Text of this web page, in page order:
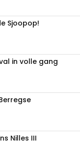
Sjoopop!
in volle gang
Nilles III